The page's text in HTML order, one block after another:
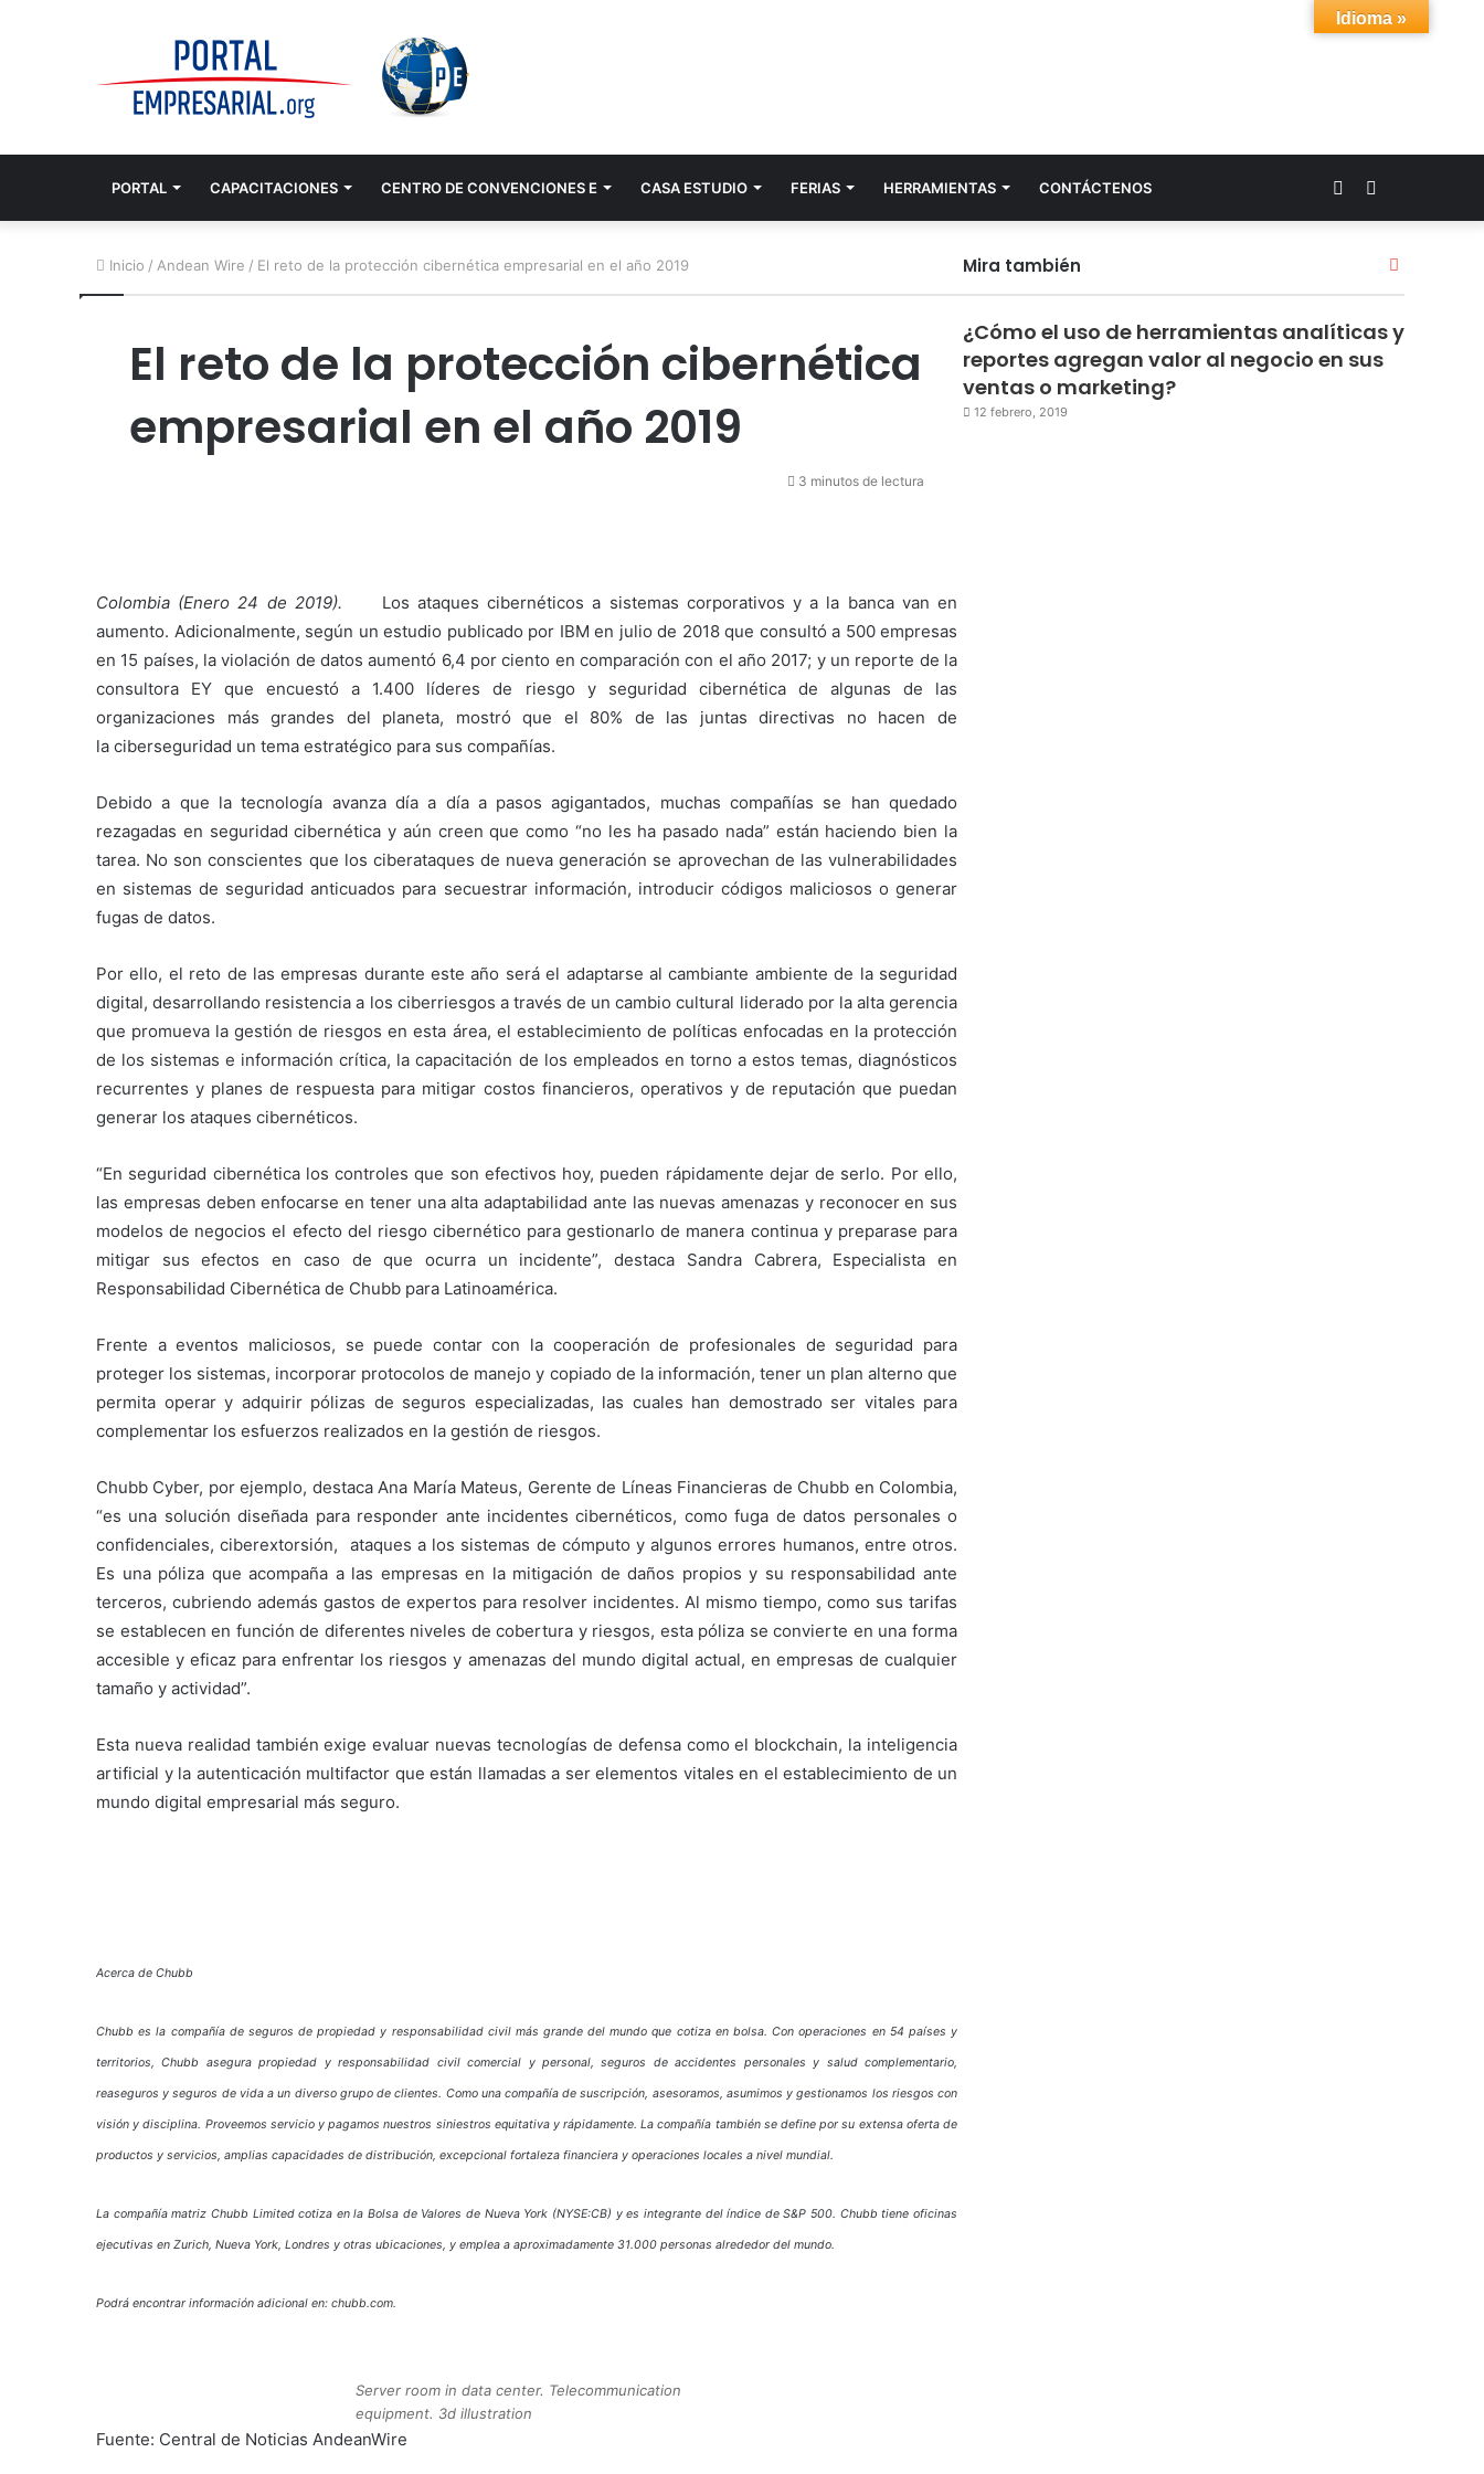
PORTAL CAPACITACIONES CENTRO DE CONVENCIONES E CASA ESTUDIO FERIAS HERRAMIENTAS CONTÁCTENOS
por
Acceso
Inicio / Andean Wire / El reto de la protección cibernética empresarial en el año 2019
El reto de la protección cibernética
empresarial en el año 2019
3 minutos de lectura
Colombia (Enero 24 de 2019). Los ataques cibernéticos a sistemas corporativos y a la banca van en
aumento. Adicionalmente, según un estudio publicado por IBM en julio de 2018 que consultó a 500 empresas
en 15 países, la violación de datos aumentó 6,4 por ciento en comparación con el año 2017; y un reporte de la
consultora EY que encuestó a 1.400 líderes de riesgo y seguridad cibernética de algunas de las
organizaciones más grandes del planeta, mostró que el 80% de las juntas directivas no hacen de
la ciberseguridad un tema estratégico para sus compañías.
Debido a que la tecnología avanza día a día a pasos agigantados, muchas compañías se han quedado
rezagadas en seguridad cibernética y aún creen que como “no les ha pasado nada” están haciendo bien la
tarea. No son conscientes que los ciberataques de nueva generación se aprovechan de las vulnerabilidades
en sistemas de seguridad anticuados para secuestrar información, introducir códigos maliciosos o generar
fugas de datos.
Por ello, el reto de las empresas durante este año será el adaptarse al cambiante ambiente de la seguridad
digital, desarrollando resistencia a los ciberriesgos a través de un cambio cultural liderado por la alta gerencia
que promueva la gestión de riesgos en esta área, el establecimiento de políticas enfocadas en la protección
de los sistemas e información crítica, la capacitación de los empleados en torno a estos temas, diagnósticos
recurrentes y planes de respuesta para mitigar costos financieros, operativos y de reputación que puedan
generar los ataques cibernéticos.
“En seguridad cibernética los controles que son efectivos hoy, pueden rápidamente dejar de serlo. Por ello,
las empresas deben enfocarse en tener una alta adaptabilidad ante las nuevas amenazas y reconocer en sus
modelos de negocios el efecto del riesgo cibernético para gestionarlo de manera continua y preparase para
mitigar sus efectos en caso de que ocurra un incidente”, destaca Sandra Cabrera, Especialista en
Responsabilidad Cibernética de Chubb para Latinoamérica.
Frente a eventos maliciosos, se puede contar con la cooperación de profesionales de seguridad para
proteger los sistemas, incorporar protocolos de manejo y copiado de la información, tener un plan alterno que
permita operar y adquirir pólizas de seguros especializadas, las cuales han demostrado ser vitales para
complementar los esfuerzos realizados en la gestión de riesgos.
Chubb Cyber, por ejemplo, destaca Ana María Mateus, Gerente de Líneas Financieras de Chubb en Colombia,
“es una solución diseñada para responder ante incidentes cibernéticos, como fuga de datos personales o
confidenciales, ciberextorsión, ataques a los sistemas de cómputo y algunos errores humanos, entre otros.
Es una póliza que acompaña a las empresas en la mitigación de daños propios y su responsabilidad ante
terceros, cubriendo además gastos de expertos para resolver incidentes. Al mismo tiempo, como sus tarifas
se establecen en función de diferentes niveles de cobertura y riesgos, esta póliza se convierte en una forma
accesible y eficaz para enfrentar los riesgos y amenazas del mundo digital actual, en empresas de cualquier
tamaño y actividad”.
Esta nueva realidad también exige evaluar nuevas tecnologías de defensa como el blockchain, la inteligencia
artificial y la autenticación multifactor que están llamadas a ser elementos vitales en el establecimiento de un
mundo digital empresarial más seguro.
Acerca de Chubb
Chubb es la compañía de seguros de propiedad y responsabilidad civil más grande del mundo que cotiza en bolsa. Con operaciones en 54 países y
territorios, Chubb asegura propiedad y responsabilidad civil comercial y personal, seguros de accidentes personales y salud complementario,
reaseguros y seguros de vida a un diverso grupo de clientes. Como una compañía de suscripción, asesoramos, asumimos y gestionamos los riesgos con
visión y disciplina. Proveemos servicio y pagamos nuestros siniestros equitativa y rápidamente. La compañía también se define por su extensa oferta de
productos y servicios, amplias capacidades de distribución, excepcional fortaleza financiera y operaciones locales a nivel mundial.
La compañía matriz Chubb Limited cotiza en la Bolsa de Valores de Nueva York (NYSE:CB) y es integrante del índice de S&P 500. Chubb tiene oficinas
ejecutivas en Zurich, Nueva York, Londres y otras ubicaciones, y emplea a aproximadamente 31.000 personas alrededor del mundo.
Podrá encontrar información adicional en: chubb.com.
Server room in data center. Telecommunication
equipment. 3d illustration
Fuente: Central de Noticias AndeanWire
Mira también
r
¿Cómo el uso de herramientas analíticas y
reportes agregan valor al negocio en sus
ventas o marketing?
12 febrero, 2019
Idioma »